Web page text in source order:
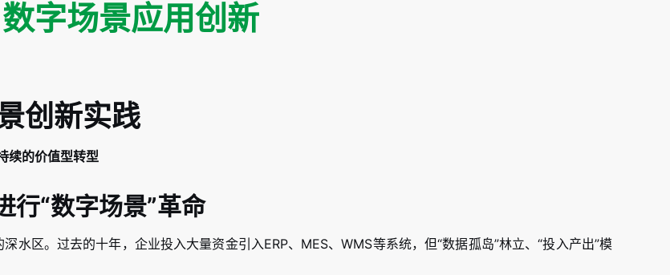
数字场景应用创新
创新实践
续的价值型转型
行“数字场景”革命
水区。过去的十年，企业投入大量资金引入ERP、MES、WMS等系统，但“数据孤岛”林立、“投入产出”模